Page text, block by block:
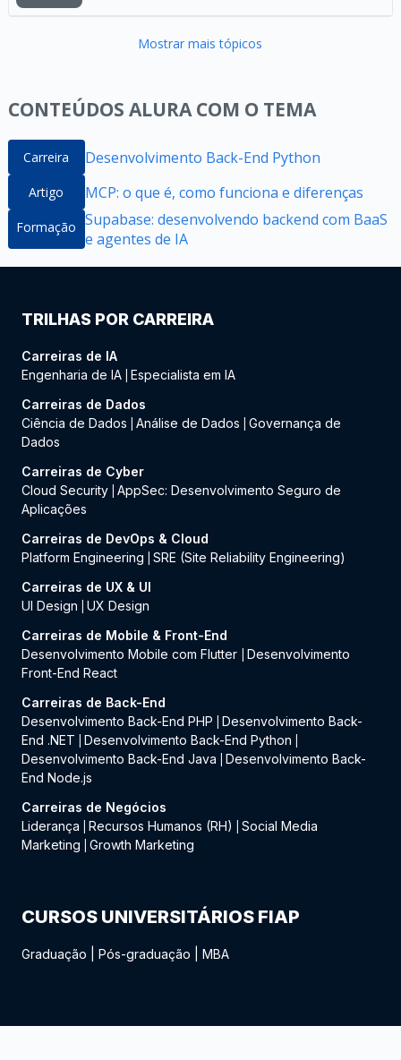
Mostrar mais tópicos
CONTEÚDOS ALURA COM O TEMA
Carreira Desenvolvimento Back-End Python
Artigo MCP: o que é, como funciona e diferenças
Formação Supabase: desenvolvendo backend com BaaS
e agentes de IA
TRILHAS POR CARREIRA
Carreiras de IA
Engenharia de IA Especialista em IA
Carreiras de Dados
Ciência de Dados
Análise de Dados
Governança de
Dados
Carreiras de Cyber
Cloud Security AppSec: Desenvolvimento Seguro de
Aplicações
Carreiras de DevOps & Cloud
Platform Engineering
SRE (Site Reliability Engineering)
Carreiras de UX & UI
UI Design
UX Design
Carreiras de Mobile & Front-End
Desenvolvimento Mobile com Flutter
Desenvolvimento
Front-End React
Carreiras de Back-End
Desenvolvimento Back-End PHP
Desenvolvimento Back-
End .NET
Desenvolvimento Back-End Python
Desenvolvimento Back-End Java
Desenvolvimento Back-
End Node.js
Carreiras de Negócios
Liderança
Recursos Humanos (RH)
Social Media
Marketing
Growth Marketing
CURSOS UNIVERSITÁRIOS FIAP
Graduação Pós-graduação MBA